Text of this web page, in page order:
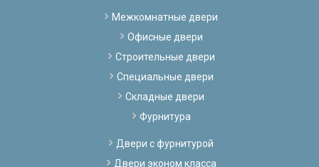
Межкомнатные двери
Офисные двери
Строительные двери
Специальные двери
Складные двери
Фурнитура
Двери с фурнитурой
Двери эконом класса